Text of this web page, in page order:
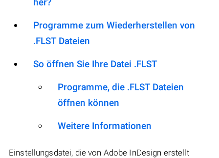
Programme zum Wiederherstellen von
.FLST Dateien
So öffnen Sie Ihre Datei .FLST
Programme, die .FLST Dateien
öffnen können
Weitere Informationen
Einstellungsdatei, die von Adobe InDesign erstellt